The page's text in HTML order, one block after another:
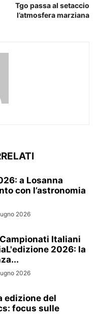
Tgo passa al setaccio
l’atmosfera marziana
a Losanna
con l’astronomia
2026
Italiani
2026: la
2026
edizione del
focus sulle